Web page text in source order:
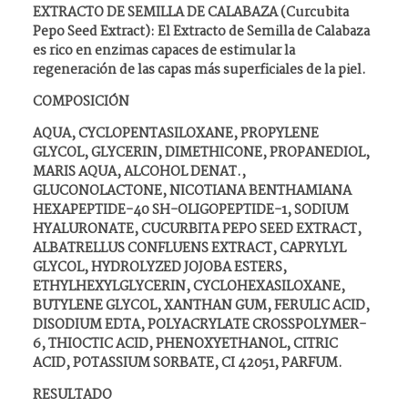
EXTRACTO DE SEMILLA DE CALABAZA (Curcubita
Pepo Seed Extract): El Extracto de Semilla de Calabaza
es rico en enzimas capaces de estimular la
regeneración de las capas más superficiales de la piel.
COMPOSICIÓN
AQUA, CYCLOPENTASILOXANE, PROPYLENE
GLYCOL, GLYCERIN, DIMETHICONE, PROPANEDIOL,
MARIS AQUA, ALCOHOL DENAT.,
GLUCONOLACTONE, NICOTIANA BENTHAMIANA
HEXAPEPTIDE-40 SH-OLIGOPEPTIDE-1, SODIUM
HYALURONATE, CUCURBITA PEPO SEED EXTRACT,
ALBATRELLUS CONFLUENS EXTRACT, CAPRYLYL
GLYCOL, HYDROLYZED JOJOBA ESTERS,
ETHYLHEXYLGLYCERIN, CYCLOHEXASILOXANE,
BUTYLENE GLYCOL, XANTHAN GUM, FERULIC ACID,
DISODIUM EDTA, POLYACRYLATE CROSSPOLYMER-
6, THIOCTIC ACID, PHENOXYETHANOL, CITRIC
ACID, POTASSIUM SORBATE, CI 42051, PARFUM.
RESULTADO